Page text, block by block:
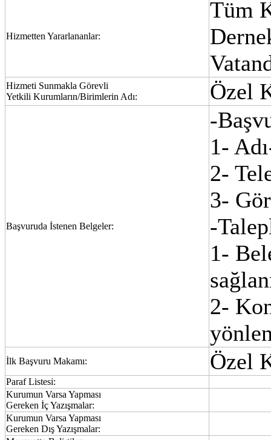
Hizmetten Yararlananlar:
Tüm
Hizmeti Sunmakla Görevli
Yetkili Kurumların/Birimlerin Adı:
Özel
Başvuruda İstenen Belgeler:
-
1-
2-
3-
-
1-
2-
İlk Başvuru Makamı: Özel
Paraf Listesi:
Kurumun Varsa Yapması
Gereken İç Yazışmalar:
Kurumun Varsa Yapması
Gereken Dış Yazışmalar: